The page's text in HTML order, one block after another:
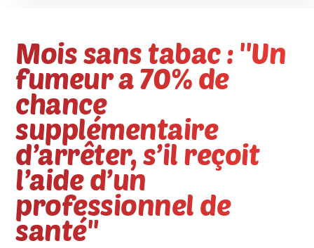
Mois sans tabac : ''Un
fumeur a 70% de
chance
supplémentaire
d’arrêter, s’il reçoit
l’aide d’un
professionnel de
santé''